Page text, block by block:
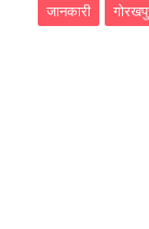
जानकारी